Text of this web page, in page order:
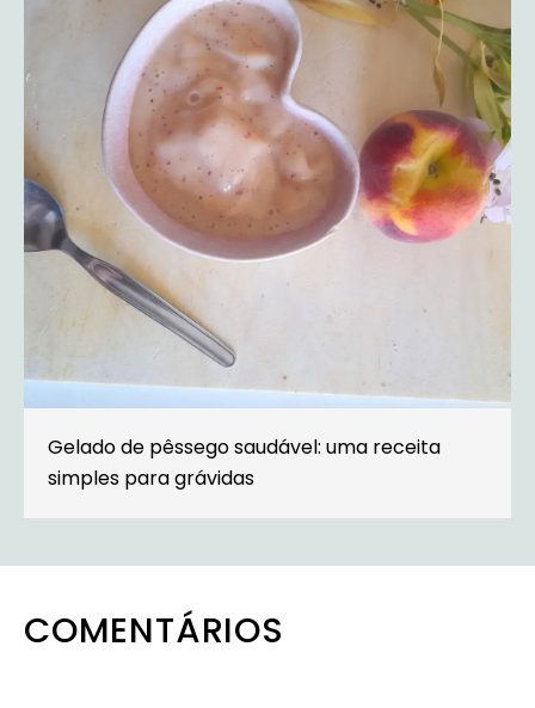
Gelado de pêssego saudável: uma receita
simples para grávidas
COMENTÁRIOS